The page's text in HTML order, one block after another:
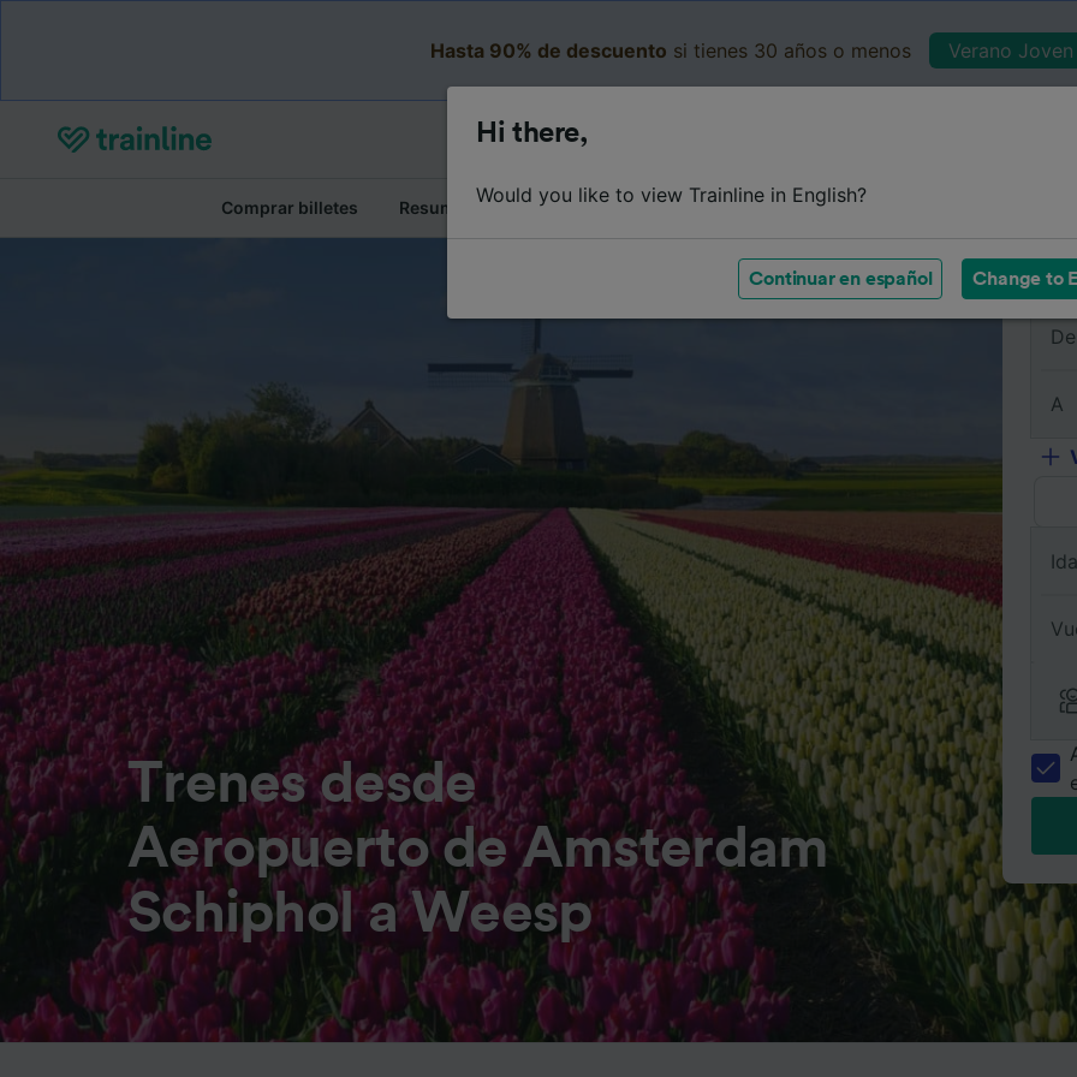
Hasta 90% de descuento si tienes 30 años o menos Verano
Comprar billetes Resumen del viaje Horarios Clases Servicios a bordo
Trenes desde
Aeropuerto de Amsterdam
Schiphol a Weesp
De
A
Ida
Hi there,
Would you like to view Trainline in English?
Continuar en español Change to